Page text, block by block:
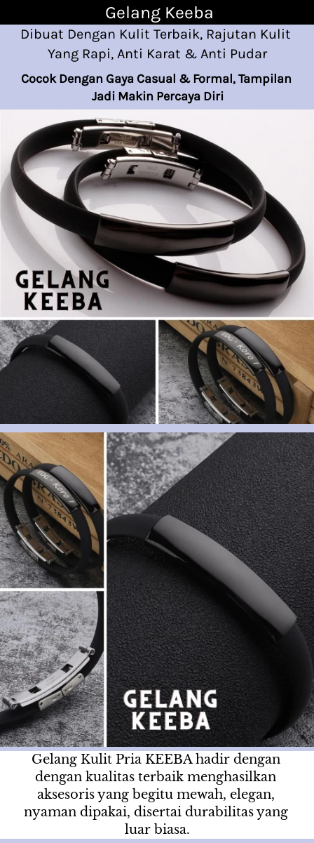
Gelang Keeba
Dibuat Dengan Kulit Terbaik, Rajutan Kulit
Yang Rapi, Anti Karat & Anti Pudar
Cocok Dengan Gaya Casual & Formal, Tampilan
Jadi Makin Percaya Diri
Gelang Kulit Pria KEEBA hadir dengan
dengan kualitas terbaik menghasilkan
aksesoris yang begitu mewah, elegan,
nyaman dipakai, disertai durabilitas yang
luar biasa.